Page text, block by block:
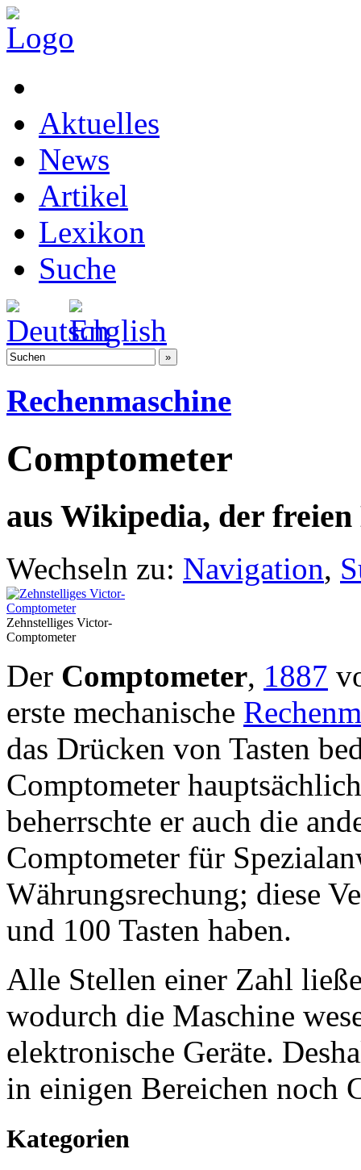
Aktuelles
News
Artikel
Lexikon
Suche
Rechenmaschine
Comptometer
aus Wikipedia, der
Wechseln zu: Navigation,
Zehnstelliges Victor-
Comptometer
Der Comptometer, 1887
erste mechanische
das Drücken von Tasten
Comptometer
beherrschte er auch die
Comptometer für
Währungsrechung; diese
und 100 Tasten haben.
Alle Stellen einer Zahl
wodurch die Maschine
elektronische Geräte.
in einigen Bereichen noch
Kategorien